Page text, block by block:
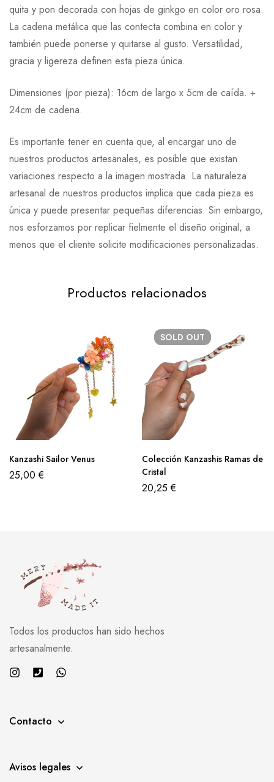
quita y pon decorada con hojas de ginkgo en color oro rosa.
La cadena metálica que las contecta combina en color y
también puede ponerse y quitarse al gusto. Versatilidad,
gracia y ligereza definen esta pieza única.
Dimensiones (por pieza): 16cm de largo x 5cm de caída. +
24cm de cadena.
Es importante tener en cuenta que, al encargar uno de
nuestros productos artesanales, es posible que existan
variaciones respecto a la imagen mostrada. La naturaleza
artesanal de nuestros productos implica que cada pieza es
única y puede presentar pequeñas diferencias. Sin embargo,
nos esforzamos por replicar fielmente el diseño original, a
menos que el cliente solicite modificaciones personalizadas.
Productos relacionados
Kanzashi Sailor Venus
25,00€
SOLD OUT
Colección Kanzashis Ramas de
Cristal
20,25€
Todos los productos han sido hechos
artesanalmente.
Contacto
Avisos legales